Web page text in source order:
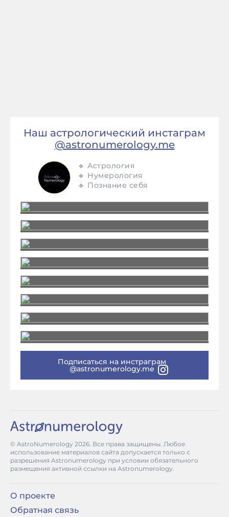
Наш астрологический инстаграм
@astronumerology.me
🔹 Астрология
🔹 Нумерология
🔹 Познание себя
Подписаться на инстраграм
@astronumerology.me
© AstroNumerology 2026. Все права защищены. Любое
использование материалов сайта допускается только с
разрешения Astronumerology при условии обязательного
размещения активной ссылки на Astronumerology.
О проекте
Обратная связь